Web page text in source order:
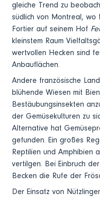
gleiche Trend zu
südlich von Montreal, wo
Fortier auf seinem Hof
kleinstem Raum
wertvollen Hecken sind
Anbauflächen.
Andere französische
blühende Wiesen mit
Bestäubungsinsekten
der Gemüsekulturen zu
Alternative hat
gefunden. Ein großes
Reptilien und Amphibien
vertilgen. Bei Einbruch
Becken die Rufe der
Der Einsatz von